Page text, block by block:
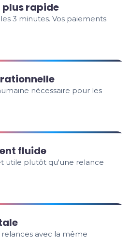
plus rapide
3 minutes. Vos paiements
nécessaire pour les
fluide
utile plutôt qu'une relance
relances avec la même